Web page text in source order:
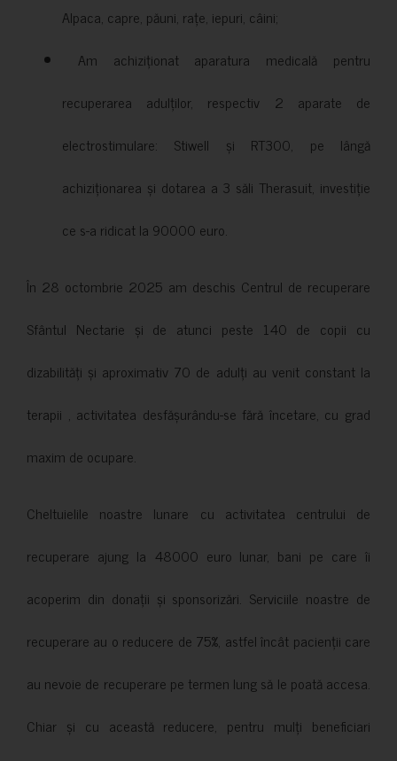
Alpaca, capre, păuni, rațe, iepuri, câini;
Am achiziționat aparatura medicală pentru
recuperarea adulților, respectiv 2 aparate de
electrostimulare: Stiwell și RT300, pe lângă
achiziționarea și dotarea a 3 săli Therasuit, investiție
ce s-a ridicat la 90000 euro.
În 28 octombrie 2025 am deschis Centrul de recuperare
Sfântul Nectarie și de atunci peste 140 de copii cu
dizabilități și aproximativ 70 de adulți au venit constant la
terapii , activitatea desfășurându-se fără încetare, cu grad
maxim de ocupare.
Cheltuielile noastre lunare cu activitatea centrului de
recuperare ajung la 48000 euro lunar, bani pe care îi
acoperim din donații și sponsorizări. Serviciile noastre de
recuperare au o reducere de 75%, astfel încât pacienții care
au nevoie de recuperare pe termen lung să le poată accesa.
Chiar și cu această reducere, pentru mulți beneficiari